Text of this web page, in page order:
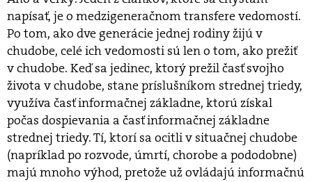
napísať, je o medzigeneračnom transfere vedomostí.
Po tom, ako dve generácie jednej rodiny žijú v
chudobe, celé ich vedomosti sú len o tom, ako prežiť
v chudobe. Keď sa jedinec, ktorý prežil časť svojho
života v chudobe, stane príslušníkom strednej triedy,
využíva časť informačnej základne, ktorú získal
počas dospievania a časť informačnej základne
strednej triedy. Tí, ktorí sa ocitli v situačnej chudobe
(napríklad po rozvode, úmrtí, chorobe a pododobne)
majú mnoho výhod, pretože už ovládajú informačnú